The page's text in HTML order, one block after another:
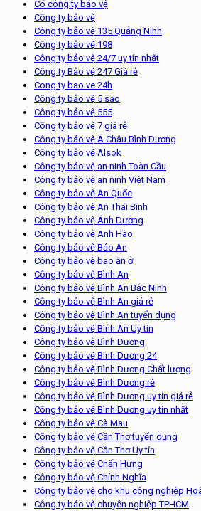
Có công ty bảo vệ
Công ty bảo vệ
Công ty bảo vệ 135 Quảng Ninh
Công ty bảo vệ 198
Công ty bảo vệ 24/7 uy tín nhất
Công ty Bảo vệ 247 Giá rẻ
Cong ty bao ve 24h
Công ty bảo vệ 5 sao
Công ty bảo vệ 555
Công ty bảo vệ 7 giá rẻ
Công ty bảo vệ Á Châu Bình Dương
Công ty bảo vệ Alsok
Công ty bảo vệ an ninh Toàn Cầu
Công ty bảo vệ an ninh Việt Nam
Công ty bảo vệ An Quốc
Công ty bảo vệ An Thái Bình
Công ty bảo vệ Ánh Dương
Công ty bảo vệ Anh Hào
Công ty bảo vệ Bảo An
Công ty bảo vệ bao ăn ở
Công ty bảo vệ Bình An
Công ty bảo vệ Bình An Bắc Ninh
Công ty bảo vệ Bình An giá rẻ
Công ty bảo vệ Bình An tuyển dụng
Công ty bảo vệ Bình An Uy tín
Công ty bảo vệ Bình Dương
Công ty bảo vệ Bình Dương 24
Công ty bảo vệ Bình Dương Chất lượng
Công ty bảo vệ Bình Dương rẻ
Công ty bảo vệ Bình Dương uy tín giá rẻ
Công ty bảo vệ Bình Dương uy tín nhất
Công ty bảo vệ Cà Mau
Công ty bảo vệ Cần Thơ tuyển dụng
Công ty bảo vệ Cần Thơ Uy tín
Công ty bảo vệ Chấn Hưng
Công ty bảo vệ Chính Nghĩa
Công ty bảo vệ cho khu công nghiệp
Công ty bảo vệ chuyên nghiệp TPHCM